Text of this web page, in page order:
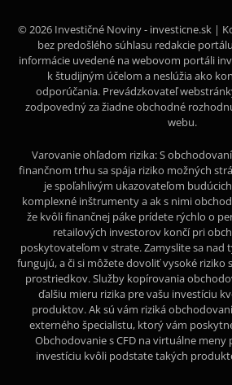
© 2026 Investičné Noviny - investicne.sk |
bez predošlého súhlasu redakcie
informácie uvedené na webovom portáli
k študijným účelom a neslúžia ako
odporúčania. Prevádzkovateľ
zodpovedný za žiadne obchodné
webu.
Varovanie ohľadom rizika: S
finančnom trhu sa spája riziko možných
je spoľahlivým ukazovateľom
komplexné inštrumenty a ak s nimi
že kvôli finančnej páke prídete rýchlo o
retailových investorov končí pri
poskytovateľom v strate. Zamyslite sa nad
fungujú, a či si môžete dovoliť vysoké riziko
prostriedkov. Služby kopírovania
ďalšiu mieru rizika pre vašu investíciu
produktov. Ak sú vám riziká
externého špecialistu, ktorý vám
Obchodovanie s CFD na virtuálne meny
investíciu kvôli podstate takých